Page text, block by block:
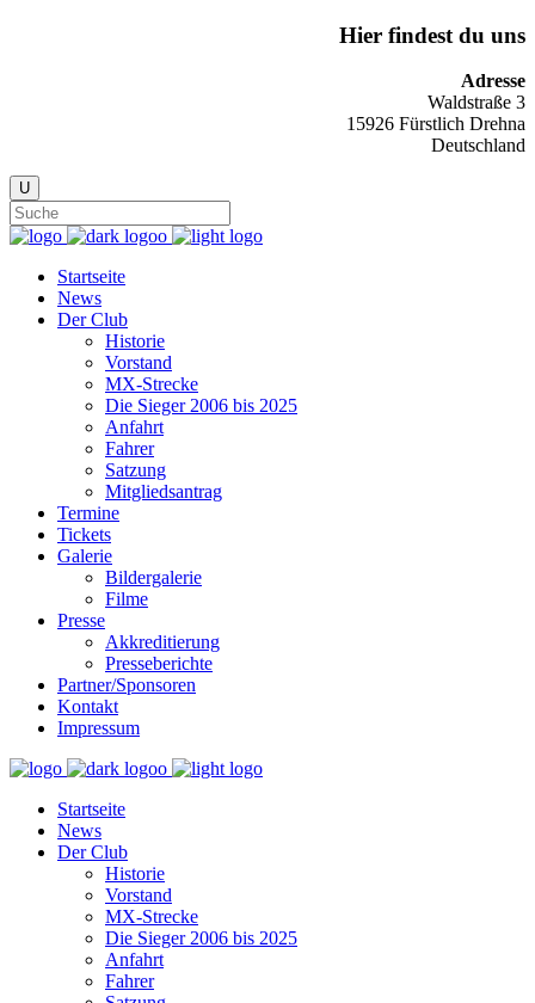
Hier findest du uns
Adresse
Waldstraße 3
15926 Fürstlich Drehna
Deutschland
Startseite
News
Der Club
Historie
Vorstand
MX-Strecke
Die Sieger 2006 bis 2025
Anfahrt
Fahrer
Satzung
Mitgliedsantrag
Termine
Tickets
Galerie
Bildergalerie
Filme
Presse
Akkreditierung
Presseberichte
Partner/Sponsoren
Kontakt
Impressum
Startseite
News
Der Club
Historie
Vorstand
MX-Strecke
Die Sieger 2006 bis 2025
Anfahrt
Fahrer